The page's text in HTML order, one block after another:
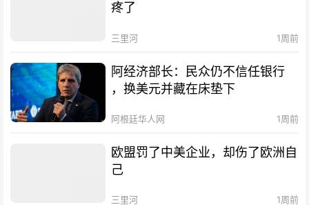
疼了
三里河 1周前
阿经济部长：民众仍不信任银行
，换美元并藏在床垫下
阿根廷华人网 1周前
欧盟罚了中美企业，却伤了欧洲自
己
三里河 1周前